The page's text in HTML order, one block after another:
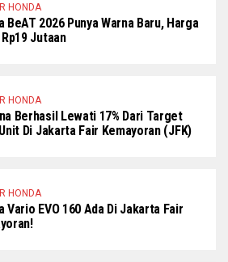
HONDA
BeAT 2026 Punya Warna Baru, Harga
Jutaan
HONDA
Berhasil Lewati 17% Dari Target
Di Jakarta Fair Kemayoran (JFK)
HONDA
Vario EVO 160 Ada Di Jakarta Fair